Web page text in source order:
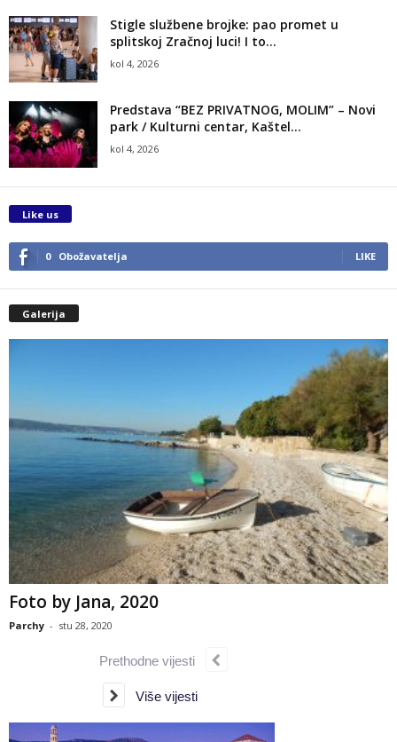
Stigle službene brojke: pao promet u
splitskoj Zračnoj luci! I to...
kol 4, 2026
Predstava “BEZ PRIVATNOG, MOLIM” – Novi
park / Kulturni centar, Kaštel...
kol 4, 2026
Like us
0 Obožavatelja LIKE
Galerija
Foto by Jana, 2020
Parchy - stu 28, 2020
Prethodne vijesti
Više vijesti